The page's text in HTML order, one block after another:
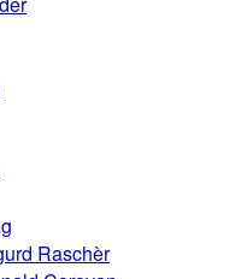
Raschèr